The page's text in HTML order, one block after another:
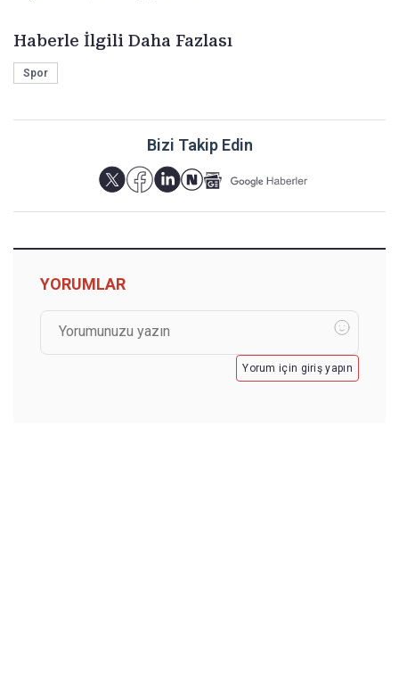
Haberle İlgili Daha Fazlası
Spor
Bizi Takip Edin
YORUMLAR
Yorum için giriş yapın